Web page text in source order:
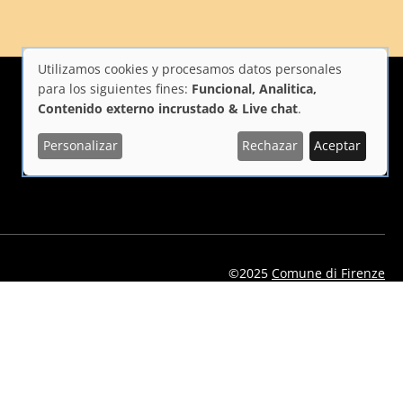
Repubblica Italiana Unione Europea
©2025 Comune di Firenze
Uso
de
datos
y
cookies
Utilizamos cookies y procesamos datos personales
para los siguientes fines: Funcional, Analitica,
Contenido externo incrustado & Live chat.
Personalizar Rechazar Aceptar